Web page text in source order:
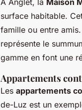
surface habitable.
famille ou entre
représente le
gamme en font une
Appartements
Les appartements
de-Luz est un